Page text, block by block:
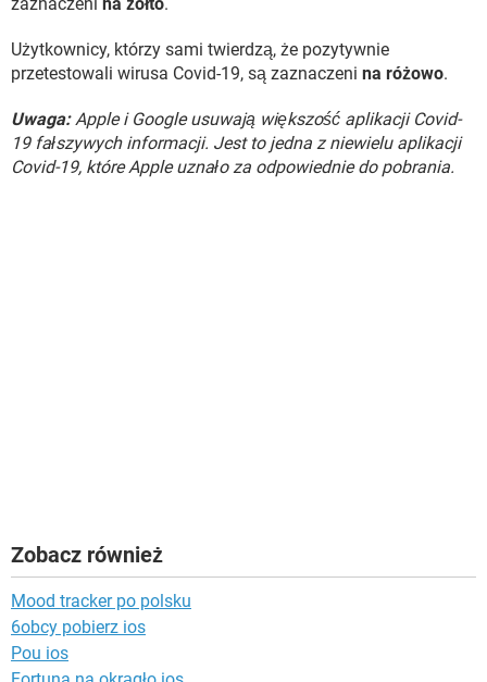
zaznaczeni na żółto.
Użytkownicy, którzy sami twierdzą, że pozytywnie
przetestowali wirusa Covid-19, są zaznaczeni na różowo.
Uwaga:Apple i Google usuwają większość aplikacji Covid-
19 fałszywych informacji. Jest to jedna z niewielu aplikacji
Covid-19, które Apple uznało za odpowiednie do pobrania.
Zobacz również
Mood tracker po polsku
6obcy pobierz ios
Pou ios